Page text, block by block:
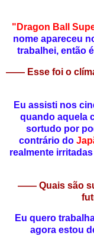
"Dragon Ball
nome apareceu
trabalhei, então
—— Esse foi o
Eu assisti nos
quando aquela
sortudo por
contrário do
realmente
—— Quais são
Eu quero
agora estou